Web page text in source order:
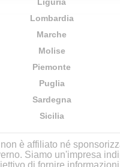
Lombardia
Marche
Molise
Piemonte
Puglia
Sardegna
Sicilia
non è affiliato né
Siamo un'impresa
di fornire